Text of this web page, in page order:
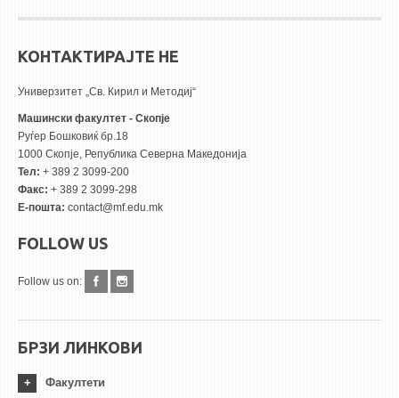
КОНТАКТИРАЈТЕ НЕ
Универзитет „Св. Кирил и Методиј“
Машински факултет - Скопје
Руѓер Бошковиќ бр.18
1000 Скопје, Република Северна Македонија
Тел: + 389 2 3099-200
Факс: + 389 2 3099-298
Е-пошта: contact@mf.edu.mk
FOLLOW US
Follow us on:
БРЗИ ЛИНКОВИ
Факултети